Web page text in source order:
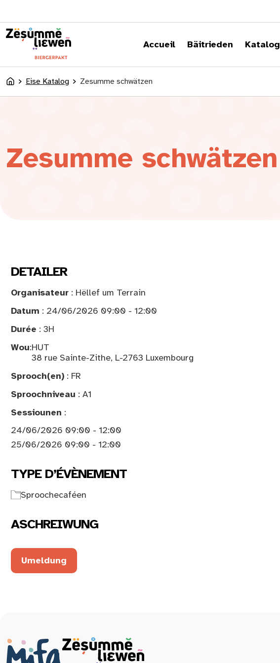
Accueil Bäitrieden Katalog
AccueilEise Katalog Zesumme schwätzen
Zesumme schwätzen
DETAILER
Organisateur : Hëllef um Terrain
Datum : 24/06/2026 09:00 - 12:00
Durée : 3H
Wou:HUT
38 rue Sainte-Zithe, L-2763 Luxembourg
Sprooch(en) : FR
Sproochniveau : A1
Sessiounen :
24/06/2026 09:00 - 12:00
25/06/2026 09:00 - 12:00
TYPE D’ÉVÈNEMENT
Sproochecaféen
ASCHREIWUNG
Umeldung